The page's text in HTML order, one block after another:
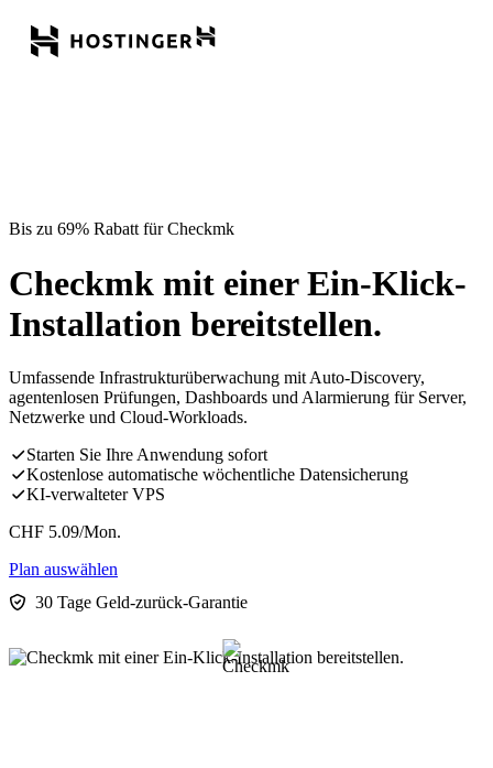
Bis zu 69% Rabatt für Checkmk
Checkmk mit einer Ein-Klick-
Installation bereitstellen.
Umfassende Infrastrukturüberwachung mit Auto-Discovery,
agentenlosen Prüfungen, Dashboards und Alarmierung für Server,
Netzwerke und Cloud-Workloads.
Starten Sie Ihre Anwendung sofort
Kostenlose automatische wöchentliche Datensicherung
KI-verwalteter VPS
CHF 5.09/Mon.
Plan auswählen
30 Tage Geld-zurück-Garantie